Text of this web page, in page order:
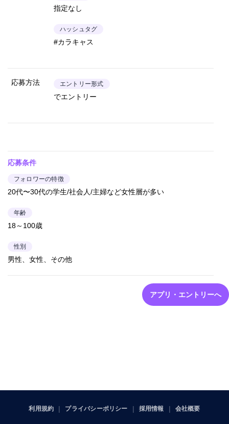
指定なし
ハッシュタグ
#カラキャス
応募方法 エントリー形式
でエントリー
応募条件
フォロワーの特徴
20代〜30代の学生/社会人/主婦など女性層が多い
年齢
18～100歳
性別
男性、女性、その他
アプリ・エントリーへ
利用規約 プライバシーポリシー 採用情報 会社概要